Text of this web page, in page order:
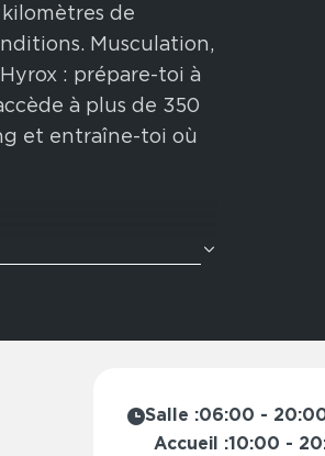
de
Musculation,
: prépare-toi à
à plus de 350
et entraîne-toi où
Park propose
Salle :06:00 -
Lundi
Accueil :10:00 -